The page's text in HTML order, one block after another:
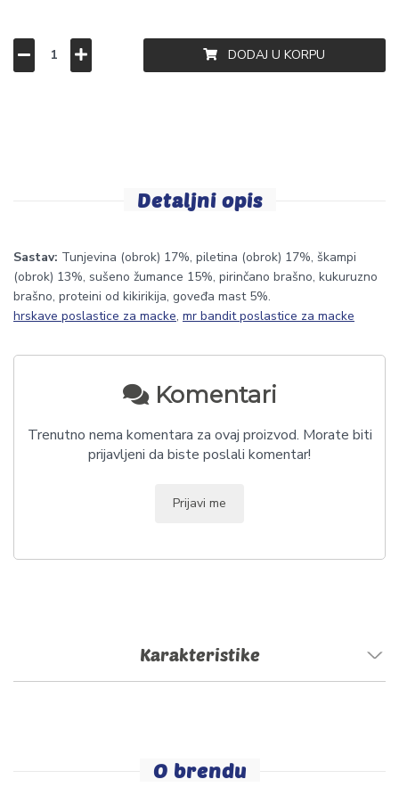
DODAJ U KORPU
Detaljni opis
Sastav: Tunjevina (obrok) 17%, piletina (obrok) 17%, škampi
(obrok) 13%, sušeno žumance 15%, pirinčano brašno, kukuruzno
brašno, proteini od kikirikija, goveđa mast 5%.
hrskave poslastice za macke, mr bandit poslastice za macke
Komentari
Trenutno nema komentara za ovaj proizvod. Morate biti
prijavljeni da biste poslali komentar!
Prijavi me
Karakteristike
O brendu